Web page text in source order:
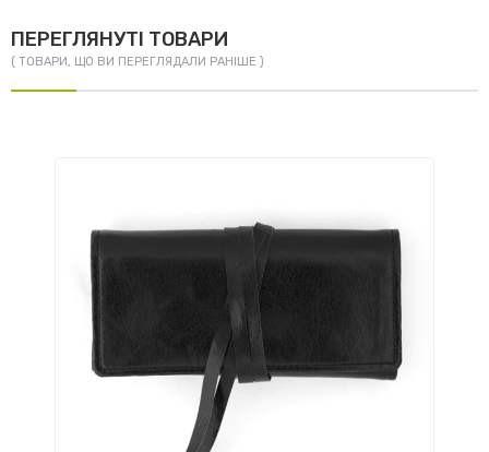
ПЕРЕГЛЯНУТІ ТОВАРИ
( ТОВАРИ, ЩО ВИ ПЕРЕГЛЯДАЛИ РАНІШЕ )